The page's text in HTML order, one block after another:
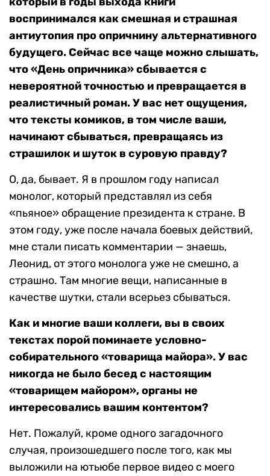
воспринимался как смешная и страшная
антиутопия про опричнину альтернативного
будущего. Сейчас все чаще можно слышать,
что «День опричника» сбывается с
невероятной точностью и превращается в
реалистичный роман. У вас нет ощущения,
что тексты комиков, в том числе ваши,
начинают сбываться, превращаясь из
страшилок и шуток в суровую правду?
О, да, бывает. Я в прошлом году написал
монолог, который представлял из себя
«пьяное» обращение президента к стране. В
этом году, уже после начала боевых действий,
мне стали писать комментарии — знаешь,
Леонид, от этого монолога уже не смешно, а
страшно. Там многие вещи, написанные в
качестве шутки, стали всерьез сбываться.
Как и многие ваши коллеги, вы в своих
текстах порой поминаете условно-
собирательного «товарища майора». У вас
никогда не было бесед с настоящим
«товарищем майором», органы не
интересовались вашим контентом?
Нет. Пожалуй, кроме одного загадочного
случая, произошедшего после того, как мы
выложили на ютьюбе первое видео с моего